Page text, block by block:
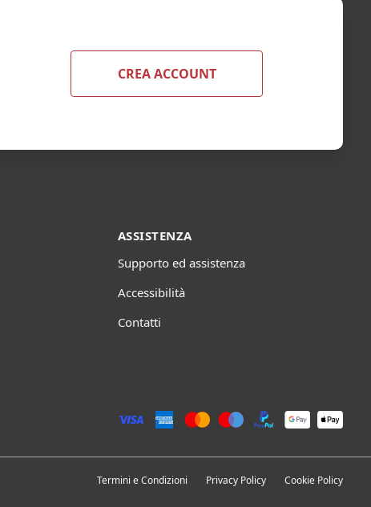
CREA ACCOUNT
ASSISTENZA
Supporto ed assistenza
Accessibilità
Contatti
Termini e Condizioni Privacy Policy Cookie Policy